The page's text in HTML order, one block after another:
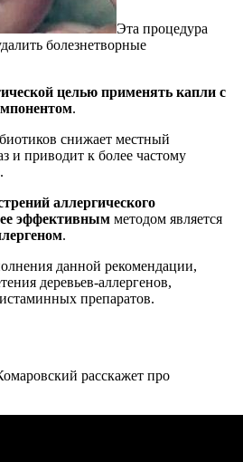
Эта процедура
болезнетворные
целью применять капли с
.
снижает местный
и приводит к более частому
аллергического
эффективным методом является
.
данной рекомендации,
деревьев-аллергенов,
препаратов.
расскажет про